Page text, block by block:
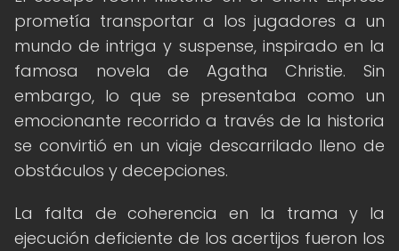
prometía transportar a los jugadores a un
mundo de intriga y suspense, inspirado en la
famosa novela de Agatha Christie. Sin
embargo, lo que se presentaba como un
emocionante recorrido a través de la historia
se convirtió en un viaje descarrilado lleno de
obstáculos y decepciones.
La falta de coherencia en la trama y la
ejecución deficiente de los acertijos fueron los